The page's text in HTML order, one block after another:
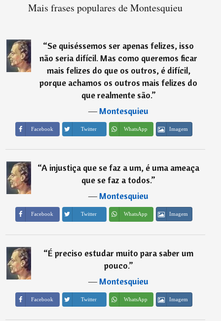
Mais frases populares de Montesquieu
“Se quiséssemos ser apenas felizes, isso
não seria difícil. Mas como queremos ficar
mais felizes do que os outros, é difícil,
porque achamos os outros mais felizes do
que realmente são.”
―Montesquieu
Facebook Twitter WhatsApp Imagem
“A injustiça que se faz a um, é uma ameaça
que se faz a todos.”
―Montesquieu
Facebook Twitter WhatsApp Imagem
“É preciso estudar muito para saber um
pouco.”
―Montesquieu
Facebook Twitter WhatsApp Imagem